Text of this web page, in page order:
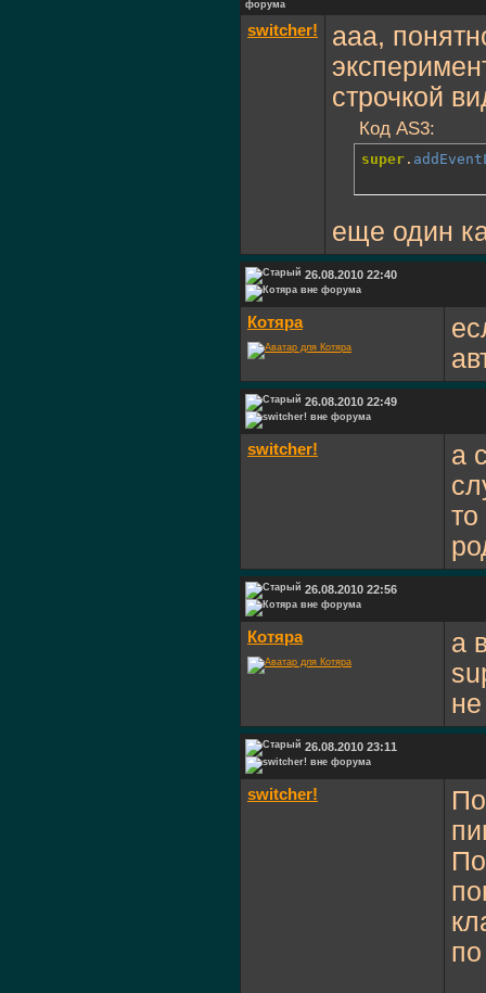
switcher!
ааа,
строчкой
Код AS3:
super .
еще один
26.08.2010 22:40
Котяра
26.08.2010 22:49
switcher!
а
то
26.08.2010 22:56
Котяра
а
26.08.2010 23:11
switcher!